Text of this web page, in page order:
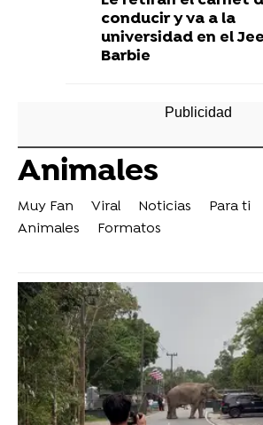
conducir y va a la
universidad en el
Barbie
Animales
Muy Fan Viral Noticias Para ti
Animales
Formatos